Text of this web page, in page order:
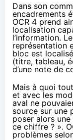
Dans son
encadrements
OCR 4 prend
localisation
l’information.
représentation
bloc est
(titre, tableau,
d’une note de
Mais à quoi
et avec les
aval ne
source sur une
poser alors
ce chiffre ? ».
problèmes